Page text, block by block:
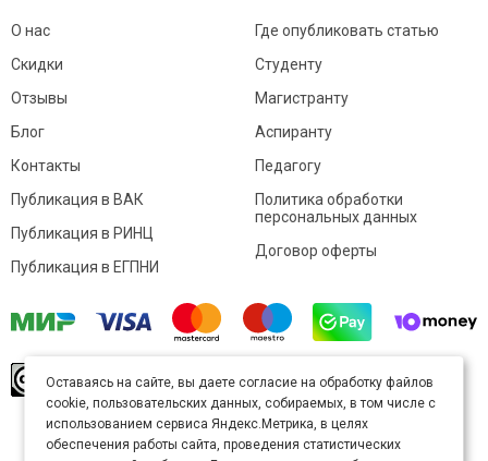
О нас
Скидки
Отзывы
Блог
Контакты
Где опубликовать статью
Студенту
Магистранту
Аспиранту
Педагогу
Публикация в ВАК
Публикация в РИНЦ
Публикация в ЕГПНИ
Политика обработки
персональных данных
Договор оферты
произведение доступно полицензии Creative
Commons «Attribution» («Атрибуция») 4.0
Непортированная.
Карта сайта
Оставаясь на сайте, вы даете согласие на обработку файлов
cookie, пользовательских данных, собираемых, в том числе с
использованием сервиса Яндекс.Метрика, в целях
обеспечения работы сайта, проведения статистических